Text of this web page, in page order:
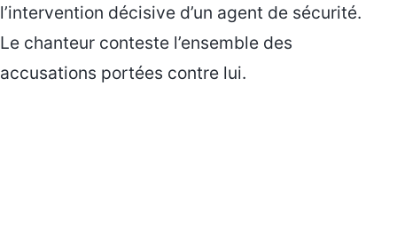
l’intervention décisive d’un agent de sécurité.
Le chanteur conteste l’ensemble des
accusations portées contre lui.